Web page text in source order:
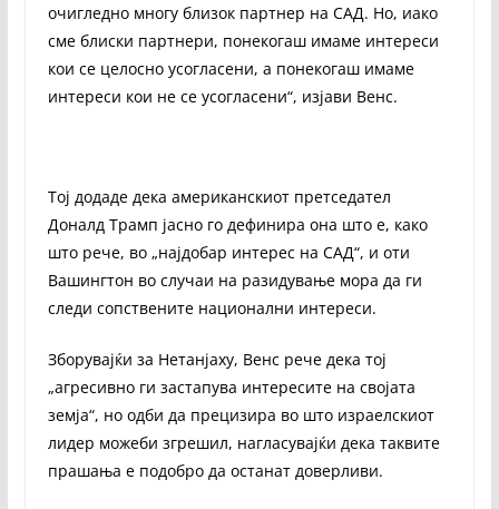
очигледно многу близок партнер на САД. Но, иако
сме блиски партнери, понекогаш имаме интереси
кои се целосно усогласени, а понекогаш имаме
интереси кои не се усогласени“, изјави Венс.
Тој додаде дека американскиот претседател
Доналд Трамп јасно го дефинира она што е, како
што рече, во „најдобар интерес на САД“, и оти
Вашингтон во случаи на разидување мора да ги
следи сопствените национални интереси.
Зборувајќи за Нетанјаху, Венс рече дека тој
„агресивно ги застапува интересите на својата
земја“, но одби да прецизира во што израелскиот
лидер можеби згрешил, нагласувајќи дека таквите
прашања е подобро да останат доверливи.